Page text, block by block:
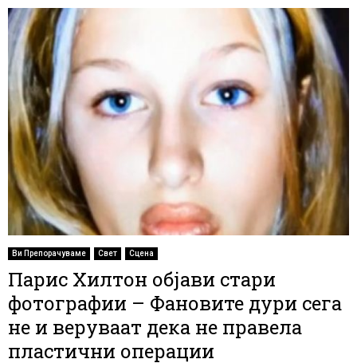
Ви Препорачуваме Свет Сцена
Парис Хилтон објави стари
фотографии – Фановите дури сега
не и веруваат дека не правела
пластични операции